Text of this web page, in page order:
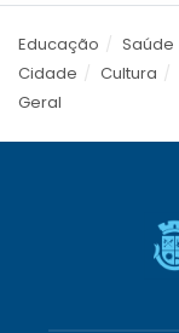
Educação Saúde
Cidade
Cultura
Geral